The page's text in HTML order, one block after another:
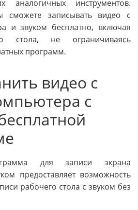
аналогичных инструментов.
сможете записывать видео с
и звуком бесплатно, включая
стола, не ограничиваясь
программ.
видео с
с
для записи экрана
предоставляет возможность
рабочего стола с звуком без